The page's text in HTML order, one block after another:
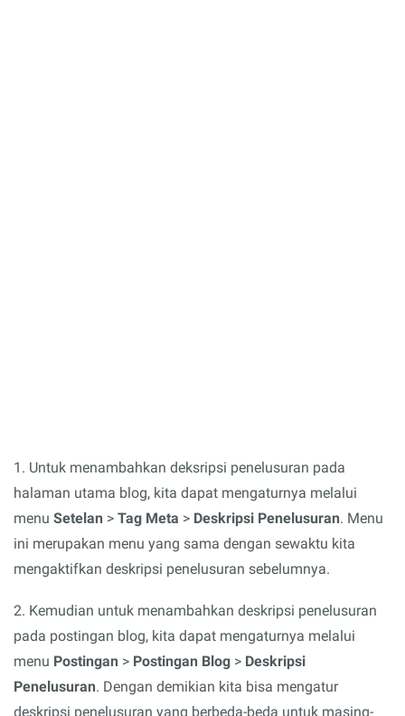
1. Untuk menambahkan deksripsi penelusuran pada
halaman utama blog, kita dapat mengaturnya melalui
menu Setelan > Tag Meta > Deskripsi Penelusuran. Menu
ini merupakan menu yang sama dengan sewaktu kita
mengaktifkan deskripsi penelusuran sebelumnya.
2. Kemudian untuk menambahkan deskripsi penelusuran
pada postingan blog, kita dapat mengaturnya melalui
menu Postingan > Postingan Blog > Deskripsi
Penelusuran. Dengan demikian kita bisa mengatur
deskripsi penelusuran yang berbeda-beda untuk masing-